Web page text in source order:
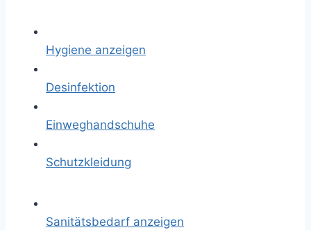
Hygiene anzeigen
Desinfektion
Einweghandschuhe
Schutzkleidung
Sanitätsbedarf anzeigen